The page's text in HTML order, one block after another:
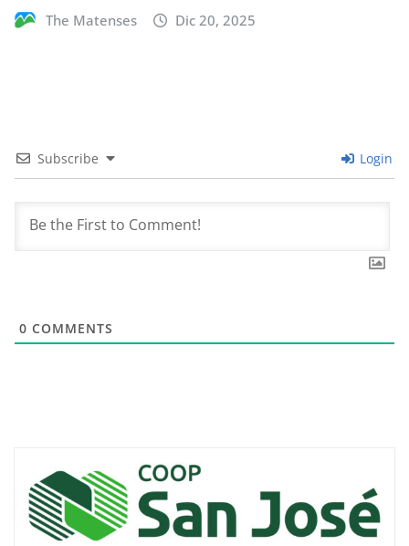
The Matenses Dic 20, 2025
Subscribe Login
0 COMMENTS